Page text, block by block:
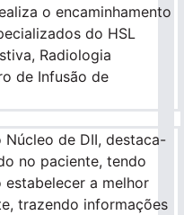
o encaminhamento
do HSL
Radiologia
de Infusão de
de DII, destaca-
no paciente, tendo
a melhor
trazendo informações